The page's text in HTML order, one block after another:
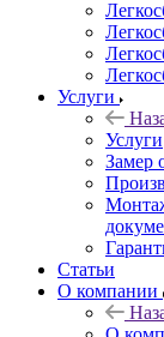
Услуги
Услуги
Замер
Статьи
О компании